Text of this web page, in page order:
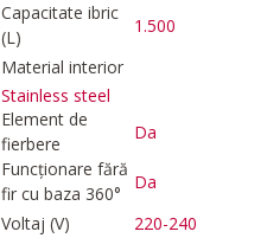
Capacitate ibric
(L)
1.500
Material interior
Stainless steel
Element de
fierbere
Da
Funcționare fără
fir cu baza 360°
Da
Voltaj (V)
220-240